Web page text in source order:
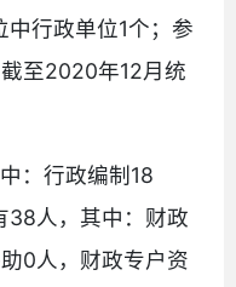
行政单位1个；参
至2020年12月统
：行政编制18
38人，其中：财政
0人，财政专户资